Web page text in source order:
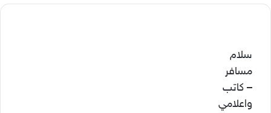
سلام
مسافر
– كاتب
واعلامي